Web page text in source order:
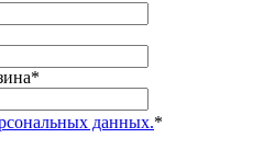
*
данных.*